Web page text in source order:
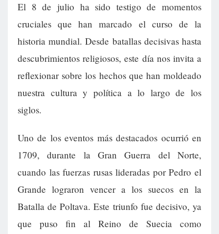
El 8 de julio ha sido testigo de momentos
cruciales que han marcado el curso de la
historia mundial. Desde batallas decisivas hasta
descubrimientos religiosos, este día nos invita a
reflexionar sobre los hechos que han moldeado
nuestra cultura y política a lo largo de los
siglos.
Uno de los eventos más destacados ocurrió en
1709, durante la Gran Guerra del Norte,
cuando las fuerzas rusas lideradas por Pedro el
Grande lograron vencer a los suecos en la
Batalla de Poltava. Este triunfo fue decisivo, ya
que puso fin al Reino de Suecia como